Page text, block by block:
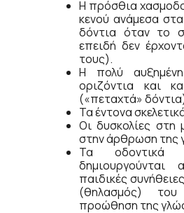
Η πρόσθια
κενού ανάμεσα
δόντια όταν το
επειδή δεν
τους).
Η πολύ
οριζόντια και
(«πεταχτά»
Τα έντονα
Οι δυσκολίες στη
στην άρθρωση της
Τα οδοντικά
δημιουργούνται
παιδικές
(θηλασμός)
προώθηση της